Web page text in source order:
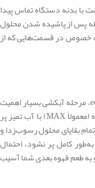
با بدنه دستگاه تماس پیدا
پس از پاشیده شدن محلول
به خصوص در قسمت‌هایی که از
پس از اتمام فرایند رسوب ‌زدایی قهوه ساز دلونگی ec850، مرحله آبکشی بسیار اهمیت
دارد. در این مرحله باید مخزن آب را تا خط مشخص شده (معمولاً MAX) با آب تمیز پر
بقایای محلول رسوب‌زدا و
کامل پر نشود، احتمال
به طعم قهوه بعدی شما آسیب